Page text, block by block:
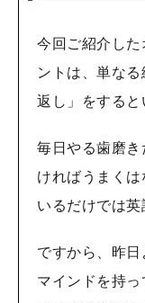
今回ご紹介した
ントは、単な
返し」をすると
毎日やる歯磨
ければうまく
いるだけでは英
ですから、昨日
マインドを持